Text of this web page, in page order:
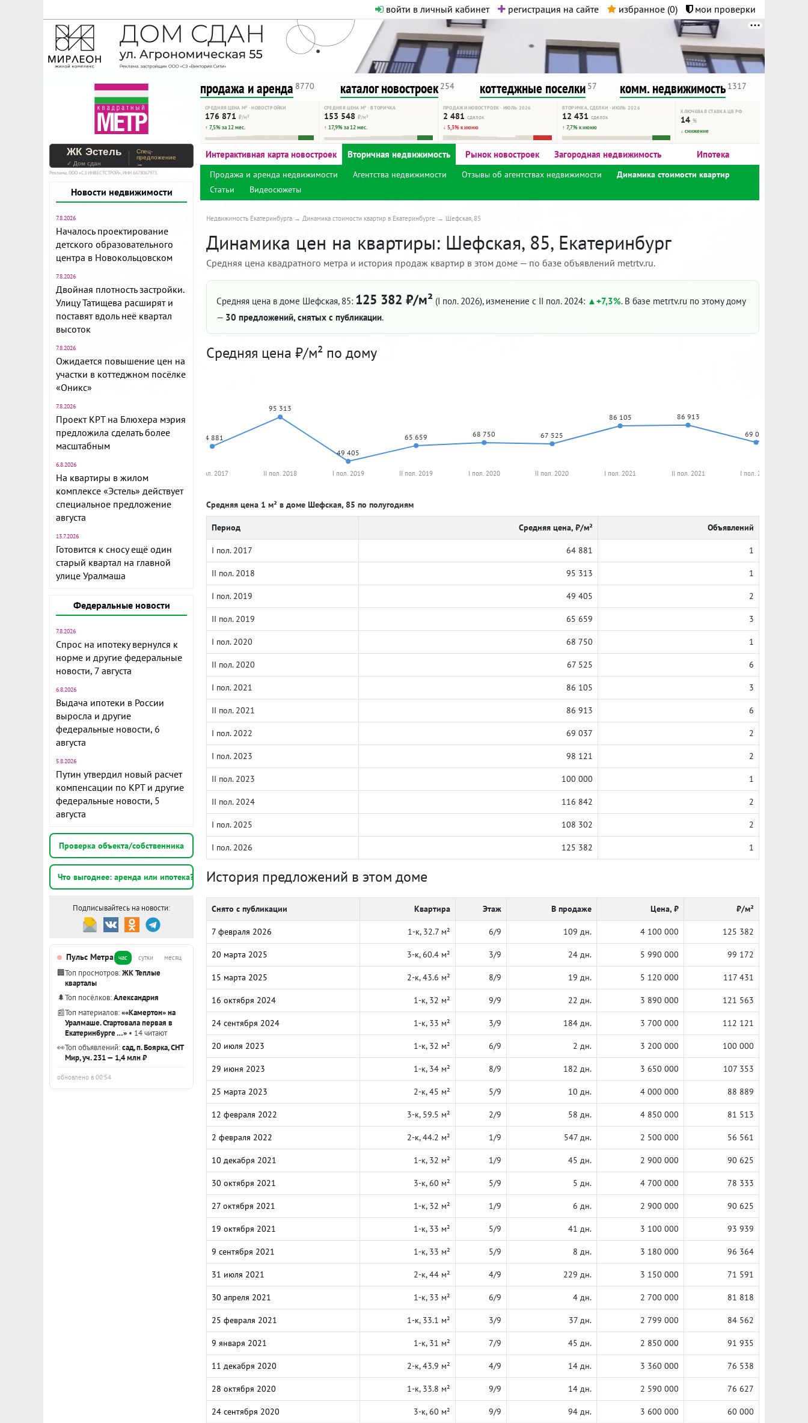
войти в личный кабинет регистрация на сайте избранное (0) мои проверки
На Метре реклама - только нормальная. Никакого шок-контента.
Помогайте независимому ресурсу, как он помогает вам. Удачи!
продажа и аренда 8770 каталог новостроек 254 коттеджные поселки 57 комм. недвижимость 1317
СРЕДНЯЯ ЦЕНА М² · НОВОСТРОЙКИ
176 871 ₽/м²
↑ 7,5% за 12 мес.
СРЕДНЯЯ ЦЕНА М² · ВТОРИЧКА
153 548 ₽/м²
↑ 17,9% за 12 мес.
ПРОДАЖИ НОВОСТРОЕК · ИЮЛЬ 2026
2 481 сделок
↓ 5,3% к июню
ВТОРИЧКА, СДЕЛКИ · ИЮЛЬ 2026
12 431 сделок
↑ 7,7% к июню
КЛЮЧЕВАЯ СТАВКА ЦБ РФ
14%
↓ снижение
ЖК Эстель
✓ Дом сдан
Спец-
предложение
→
Реклама. ООО «СЗ ИНВЕСТСТРОЙ», ИНН 6678067973
Новости недвижимости
7.8.2026
Началось проектирование
детского образовательного
центра в Новокольцовском
7.8.2026
Двойная плотность застройки.
Улицу Татищева расширят и
поставят вдоль неё квартал
высоток
7.8.2026
Ожидается повышение цен на
участки в коттеджном посёлке
«Оникс»
7.8.2026
Проект КРТ на Блюхера мэрия
предложила сделать более
масштабным
6.8.2026
На квартиры в жилом
комплексе «Эстель» действует
специальное предложение
августа
13.7.2026
Готовится к сносу ещё один
старый квартал на главной
улице Уралмаша
Федеральные новости
7.8.2026
Спрос на ипотеку вернулся к
норме и другие федеральные
новости, 7 августа
6.8.2026
Выдача ипотеки в России
выросла и другие
федеральные новости, 6
августа
5.8.2026
Путин утвердил новый расчет
компенсации по КРТ и другие
федеральные новости, 5
августа
Проверка объекта/собственника
Что выгоднее: аренда или ипотека?
Подписывайтесь на новости:
Пульс Метра час сутки месяц
🏢Топ просмотров:ЖК Теплые
кварталы
🌲Топ посёлков:Александрия
📰Топ материалов:««Камертон» на
Уралмаше. Стартовала первая в
Екатеринбурге …» • 14 читают
👀Топ объявлений:сад, п. Боярка, СНТ
Мир, уч. 231 — 1,4 млн ₽
обновлено в 00:54
Интерактивная карта новостроек Вторичная недвижимость Рынок новостроек Загородная недвижимость Ипотека
Продажа и аренда недвижимости Агентства недвижимости Отзывы об агентствах недвижимости
Динамика стоимости квартир
Статьи
Видеосюжеты
Недвижимость Екатеринбурга Динамика стоимости квартир в Екатеринбурге Шефская, 85
Динамика цен на квартиры: Шефская, 85, Екатеринбург
Средняя цена квадратного метра и история продаж квартир в этом доме — по базе объявлений metrtv.ru.
Средняя цена в доме Шефская, 85: 125 382 ₽/м² (I пол. 2026), изменение с II пол. 2024: +7,3%. В базе metrtv.ru по этому дому
— 30 предложений, снятых с публикации.
Средняя цена ₽/м² по дому
64 881
95 313
49 405
65 659 68 750 67 525
86 105 86 913
69 037
I пол. 2017 II пол. 2018 I пол. 2019 II пол. 2019 I пол. 2020 II пол. 2020 I пол. 2021 II пол. 2021 I пол. 2022
Средняя цена 1 м² в доме Шефская, 85 по полугодиям
Период Средняя цена, ₽/м² Объявлений
I пол. 2017 64 881 1
II пол. 2018 95 313 1
I пол. 2019 49 405 2
II пол. 2019 65 659 3
I пол. 2020 68 750 1
II пол. 2020 67 525 6
I пол. 2021 86 105 3
II пол. 2021 86 913 6
I пол. 2022 69 037 2
I пол. 2023 98 121 2
II пол. 2023 100 000 1
II пол. 2024 116 842 2
I пол. 2025 108 302 2
I пол. 2026 125 382 1
История предложений в этом доме
Снято с публикации Квартира Этаж В продаже Цена, ₽ ₽/м²
7 февраля 2026 1-к, 32.7 м² 6/9 109 дн. 4 100 000 125 382
20 марта 2025 3-к, 60.4 м² 3/9 24 дн. 5 990 000 99 172
15 марта 2025 2-к, 43.6 м² 8/9 19 дн. 5 120 000 117 431
16 октября 2024 1-к, 32 м² 9/9 22 дн. 3 890 000 121 563
24 сентября 2024 1-к, 33 м² 3/9 184 дн. 3 700 000 112 121
20 июля 2023 1-к, 32 м² 6/9 2 дн. 3 200 000 100 000
29 июня 2023 1-к, 34 м² 8/9 182 дн. 3 650 000 107 353
25 марта 2023 2-к, 45 м² 5/9 10 дн. 4 000 000 88 889
12 февраля 2022 3-к, 59.5 м² 2/9 58 дн. 4 850 000 81 513
2 февраля 2022 2-к, 44.2 м² 1/9 547 дн. 2 500 000 56 561
10 декабря 2021 1-к, 32 м² 1/9 45 дн. 2 900 000 90 625
30 октября 2021 3-к, 60 м² 5/9 5 дн. 4 700 000 78 333
27 октября 2021 1-к, 32 м² 1/9 6 дн. 2 900 000 90 625
19 октября 2021 1-к, 33 м² 5/9 41 дн. 3 100 000 93 939
9 сентября 2021 1-к, 33 м² 5/9 8 дн. 3 180 000 96 364
31 июля 2021 2-к, 44 м² 4/9 229 дн. 3 150 000 71 591
30 апреля 2021 1-к, 33 м² 6/9 4 дн. 2 700 000 81 818
25 февраля 2021 1-к, 33.1 м² 3/9 37 дн. 2 799 000 84 562
9 января 2021 1-к, 31 м² 7/9 45 дн. 2 850 000 91 935
11 декабря 2020 2-к, 43.9 м² 4/9 14 дн. 3 360 000 76 538
28 октября 2020 1-к, 33.8 м² 9/9 14 дн. 2 590 000 76 627
24 сентября 2020 3-к, 60 м² 9/9 94 дн. 3 600 000 60 000